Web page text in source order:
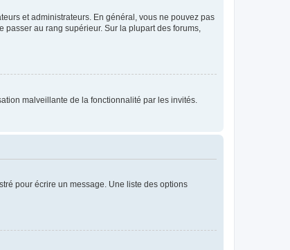
et administrateurs. En général, vous ne pouvez pas
passer au rang supérieur. Sur la plupart des forums,
malveillante de la fonctionnalité par les invités.
pour écrire un message. Une liste des options